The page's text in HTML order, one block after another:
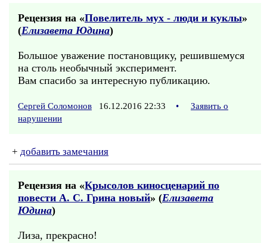
Рецензия на «Повелитель мух - люди и куклы»
(Елизавета Юдина)
Большое уважение постановщику, решившемуся
на столь необычный эксперимент.
Вам спасибо за интересную публикацию.
Сергей Соломонов 16.12.2016 22:33 •
Заявить о
нарушении
+ добавить замечания
Рецензия на «Крысолов киносценарий по
повести А. С. Грина новый» (Елизавета
Юдина)
Лиза, прекрасно!